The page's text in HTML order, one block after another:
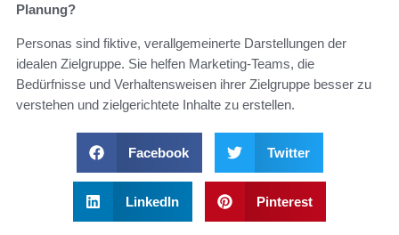
Planung?
Personas sind fiktive, verallgemeinerte Darstellungen der
idealen Zielgruppe. Sie helfen Marketing-Teams, die
Bedürfnisse und Verhaltensweisen ihrer Zielgruppe besser zu
verstehen und zielgerichtete Inhalte zu erstellen.
Facebook Twitter
LinkedIn Pinterest